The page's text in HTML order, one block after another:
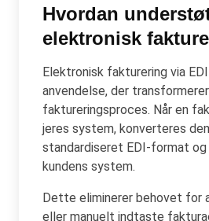
Hvordan
elektronisk
Elektronisk fakturering via
anvendelse, der
faktureringsproces. Når en
jeres system, konverteres
standardiseret EDI-format
kundens system.
Dette eliminerer behovet for
eller manuelt indtaste